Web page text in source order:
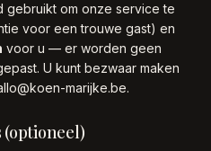
gebruikt om onze service te
voor een trouwe gast) en
voor u — er worden geen
U kunt bezwaar maken
marijke.be.
(optioneel)